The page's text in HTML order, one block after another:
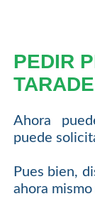
PEDIR
Ahora
puede
Pues bien,
ahora